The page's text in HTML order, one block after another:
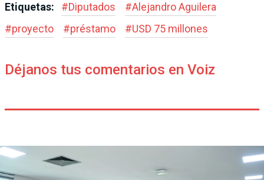
Etiquetas: #Diputados #Alejandro Aguilera
#proyecto #préstamo #USD 75 millones
Déjanos tus comentarios en Voiz